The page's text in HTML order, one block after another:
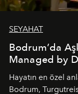
SEYAHAT
Bodrum’da
Managed by
Hayatın en özel
Bodrum,